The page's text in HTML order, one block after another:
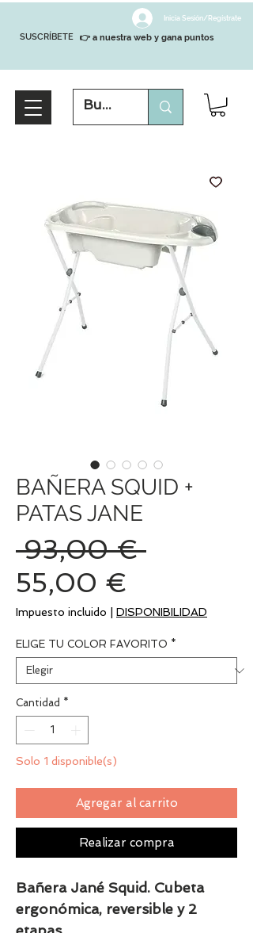
SUSCRÍBETE
Inicia Sesión/Regístrate
👉 a nuestra web y gana puntos
BAÑERA SQUID +
PATAS JANE
93,00 € Precio
55,00 €
de
oferta
Impuesto incluido DISPONIBILIDAD
ELIGE TU COLOR FAVORITO *
Cantidad *
Solo 1 disponible(s)
Agregar al carrito
Realizar compra
Bañera Jané Squid. Cubeta
ergonómica, reversible y 2